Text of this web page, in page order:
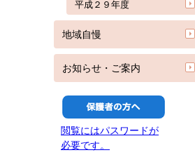
平成２９年度
地域自慢
お知らせ・ご案内
閲覧にはパスワードが
必要です。